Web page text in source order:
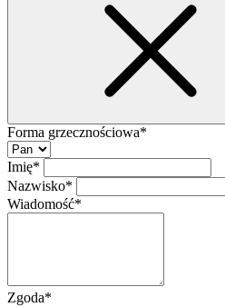
Forma grzecznościowa*
Imię*
Nazwisko*
Wiadomość*
Zgoda*